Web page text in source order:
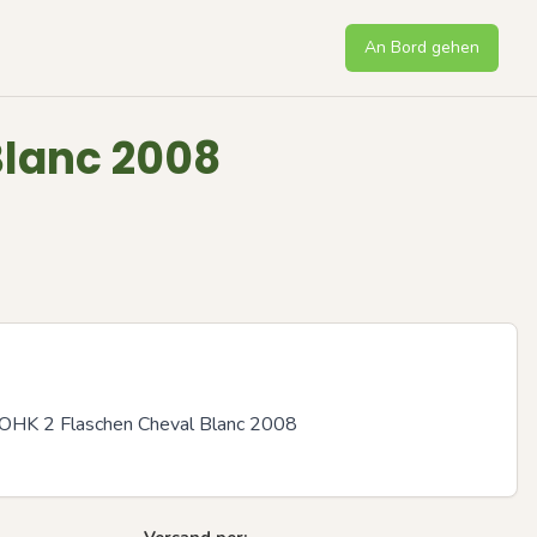
An Bord gehen
2008
2 Flaschen Cheval Blanc 2008